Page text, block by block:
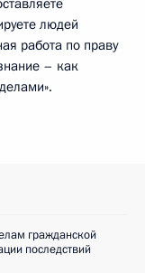
людей
работа по праву
– как
гражданской
последствий